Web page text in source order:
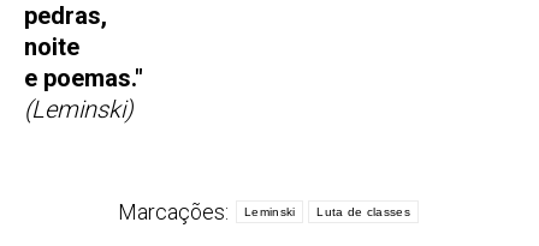
pedras,
noite
e poemas."
(Leminski)
Marcações: Leminski Luta de classes